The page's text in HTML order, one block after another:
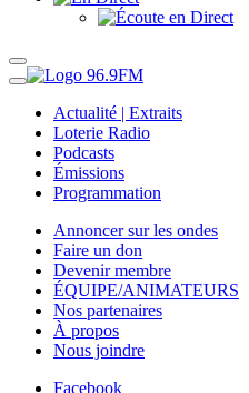
Actualité | Extraits
Loterie Radio
Podcasts
Émissions
Programmation
Annoncer sur les ondes
Faire un don
Devenir membre
ÉQUIPE/ANIMATEURS
Nos partenaires
À propos
Nous joindre
Facebook